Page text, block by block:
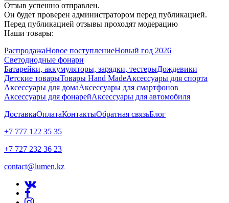
Отзыв успешно отправлен.
Он будет проверен администратором перед публикацией.
Перед публикацией отзывы проходят модерацию
Наши товары:
РаспродажаНовое поступлениеНовый год 2026
Светодиодные фонари
Батарейки, аккумуляторы, зарядки, тестерыДождевики
Детские товарыТовары Hand MadeАксессуары для спорта
Аксессуары для домаАксессуары для смартфонов
Аксессуары для фонарейАксессуары для автомобиля
ДоставкаОплатаКонтактыОбратная связьБлог
+7 777 122 35 35
+7 727 232 36 23
contact@lumen.kz